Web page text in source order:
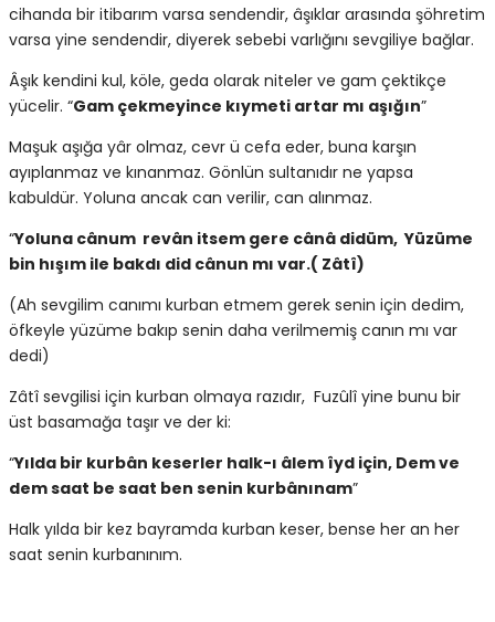
cihanda bir itibarım varsa sendendir, âşıklar arasında şöhretim
varsa yine sendendir, diyerek sebebi varlığını sevgiliye bağlar.
Âşık kendini kul, köle, geda olarak niteler ve gam çektikçe
yücelir. “Gam çekmeyince kıymeti artar mı aşığın”
Maşuk aşığa yâr olmaz, cevr ü cefa eder, buna karşın
ayıplanmaz ve kınanmaz. Gönlün sultanıdır ne yapsa
kabuldür. Yoluna ancak can verilir, can alınmaz.
“Yoluna cânum revân itsem gere cânâ didüm, Yüzüme
bin hışım ile bakdı did cânun mı var.( Zâtî)
(Ah sevgilim canımı kurban etmem gerek senin için dedim,
öfkeyle yüzüme bakıp senin daha verilmemiş canın mı var
dedi)
Zâtî sevgilisi için kurban olmaya razıdır, Fuzûlî yine bunu bir
üst basamağa taşır ve der ki:
“Yılda bir kurbân keserler halk-ı âlem îyd için, Dem ve
dem saat be saat ben senin kurbânınam”
Halk yılda bir kez bayramda kurban keser, bense her an her
saat senin kurbanınım.